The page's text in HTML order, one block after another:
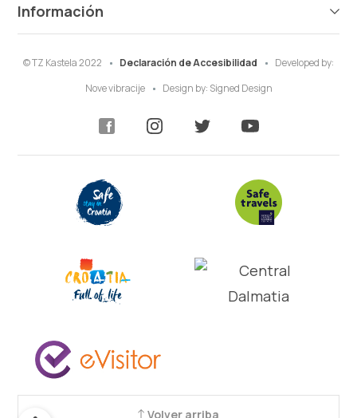
Información
© TZ Kastela 2022 Declaración de Accesibilidad
Developed by:
Nove vibracije
Design by: Signed Design
Volver arriba